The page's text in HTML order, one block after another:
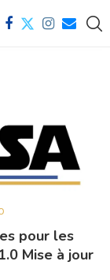
pour les
Mise à jour